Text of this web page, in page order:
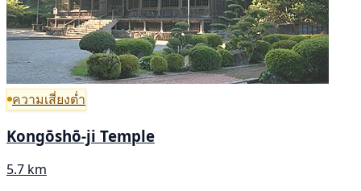
ความเสี่ยงต่ำ
Kongōshō-ji Temple
5.7 km